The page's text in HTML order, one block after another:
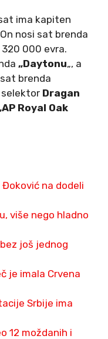
ima kapiten
nosi sat brenda
000 evra.
„Daytonu„, a
brenda
selektor Dragan
Royal Oak
na dodeli
više nego hladno
još jednog
je imala Crvena
Srbije ima
12 moždanih i